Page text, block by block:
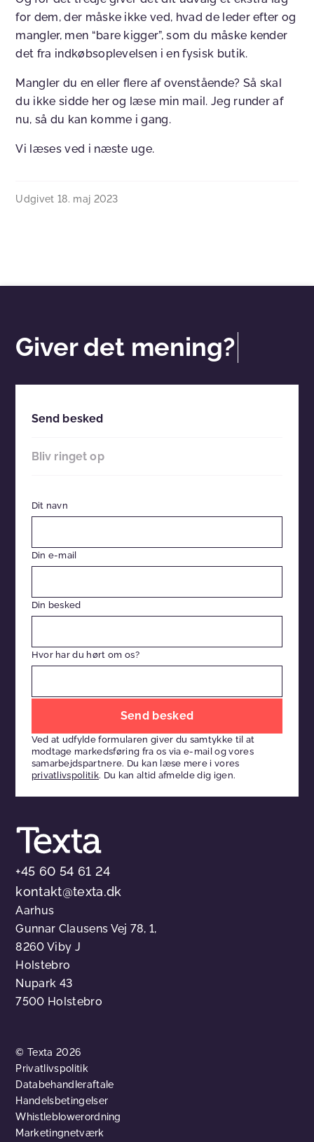
for dem, der måske ikke ved, hvad de leder efter og
mangler, men “bare kigger”, som du måske kender
det fra indkøbsoplevelsen i en fysisk butik.
Mangler du en eller flere af ovenstående? Så skal
du ikke sidde her og læse min mail. Jeg runder af
nu, så du kan komme i gang.
Vi læses ved i næste uge.
Udgivet 18. maj 2023
Giver det mening?
Send besked
Bliv ringet op
Dit navn
Din e-mail
Din besked
Hvor har du hørt om os?
dette
felt
tomt
Ved at udfylde formularen giver du samtykke til at
modtage markedsføring fra os via e-mail og vores
samarbejdspartnere. Du kan læse mere i vores
privatlivspolitik. Du kan altid afmelde dig igen.
+45 60 54 61 24
kontakt@texta.dk
Aarhus
Gunnar Clausens Vej 78, 1,
8260 Viby J
Holstebro
Nupark 43
7500 Holstebro
© Texta 2026
Privatlivspolitik
Databehandleraftale
Handelsbetingelser
Whistleblowerordning
Marketingnetværk